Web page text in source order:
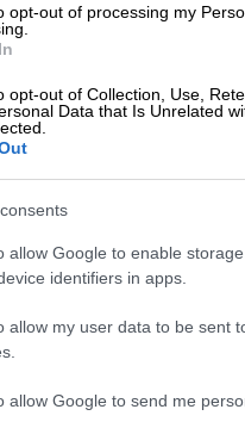
opt-out of processing my
opt-out of Collection, Use,
Data that Is Unrelated
allow Google to enable
identifiers in apps.
allow my user data to be sent
allow Google to send me
η σεξιστική
με
εκείνη
μπορείτε να
Κοζάνης
ο οποίος
κόκαλα του
πήγαιναν για
να φτάσει ο
ακούει κάθε μέρα
τυχαίος